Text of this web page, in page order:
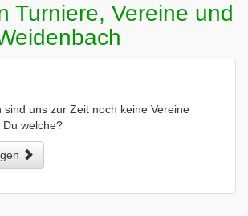
Turniere, Vereine und
sind uns zur Zeit noch keine Vereine
Du welche?